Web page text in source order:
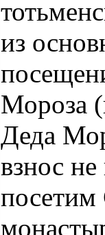
из
Мороза
Деда
взнос